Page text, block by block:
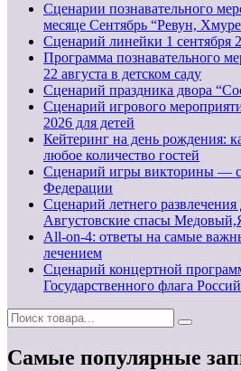
Сценарии познавательного
месяце Сентябрь “Ревун,
Cценарий линейки 1 сентября
Программа познавательного
22 августа в детском саду
Сценарий праздника двора
Сценарий игрового
2026 для детей
Кейтеринг на день рождения:
любое количество гостей
Сценарий игры викторины —
Федерации
Сценарий летнего
Августовские спасы
All-on-4: ответы на самые
лечением
Сценарий концертной
Государственного флага
Самые популярные